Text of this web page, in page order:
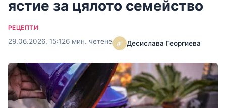
ястие за цялото семейство
РЕЦЕПТИ
29.06.2026, 15:126 мин. четене Десислава Георгиева